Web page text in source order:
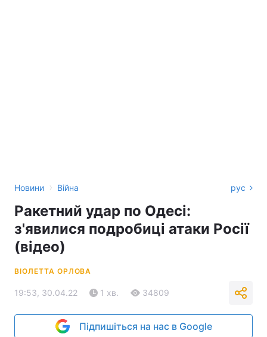
Новини › Війна рус
Ракетний удар по Одесі:
з'явилися подробиці атаки Росії
(відео)
ВІОЛЕТТА ОРЛОВА
19:53, 30.04.22 1 хв. 34809
Підпишіться на нас в Google